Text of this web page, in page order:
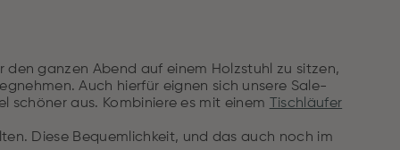
ganzen Abend auf einem Holzstuhl zu sitzen,
Auch hierfür eignen sich unsere Sale-
schöner aus. Kombiniere es mit einem
Tischläufer
Diese Bequemlichkeit, und das auch noch im